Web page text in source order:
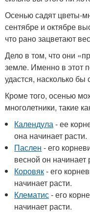
Осенью садят цветы-
сентябре и октябре
что рано зацветают
Дело в том, что они
земле. Именно в этот
удастся, насколько бы
Кроме того, осенью
многолетники, такие
Календула- ее
она начинает расти.
Паслен - его
весной он начинает
Коровяк- его
начинает расти.
Клематис- его
начинает расти.